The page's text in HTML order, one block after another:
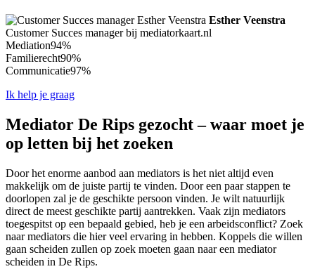
Esther Veenstra
Customer Succes manager bij mediatorkaart.nl
Mediation94%
Familierecht90%
Communicatie97%
Ik help je graag
Mediator De Rips gezocht – waar moet je
op letten bij het zoeken
Door het enorme aanbod aan mediators is het niet altijd even
makkelijk om de juiste partij te vinden. Door een paar stappen te
doorlopen zal je de geschikte persoon vinden. Je wilt natuurlijk
direct de meest geschikte partij aantrekken. Vaak zijn mediators
toegespitst op een bepaald gebied, heb je een arbeidsconflict? Zoek
naar mediators die hier veel ervaring in hebben. Koppels die willen
gaan scheiden zullen op zoek moeten gaan naar een mediator
scheiden in De Rips.